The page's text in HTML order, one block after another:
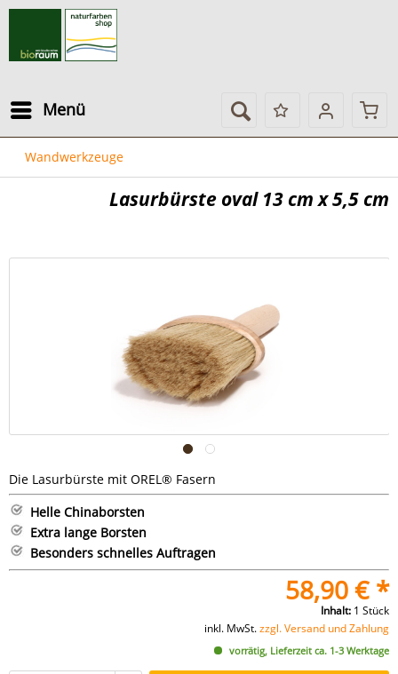
Menü
Wandwerkzeuge
Lasurbürste oval 13 cm x 5,5 cm
Die Lasurbürste mit OREL® Fasern
Helle Chinaborsten
Extra lange Borsten
Besonders schnelles Auftragen
58,90 € *
Inhalt: 1 Stück
inkl. MwSt.zzgl. Versand und Zahlung
vorrätig, Lieferzeit ca. 1-3 Werktage